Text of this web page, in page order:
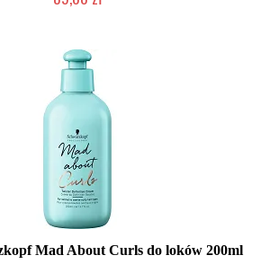
Mad About Curls do loków 200ml